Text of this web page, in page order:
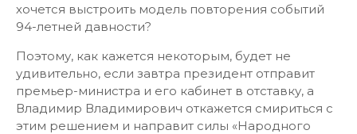
хочется выстроить модель повторения событий
94-летней давности?
Поэтому, как кажется некоторым, будет не
удивительно, если завтра президент отправит
премьер-министра и его кабинет в отставку, а
Владимир Владимирович откажется смириться с
этим решением и направит силы «Народного